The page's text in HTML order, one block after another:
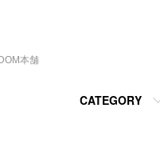
本舗
CATEGORY